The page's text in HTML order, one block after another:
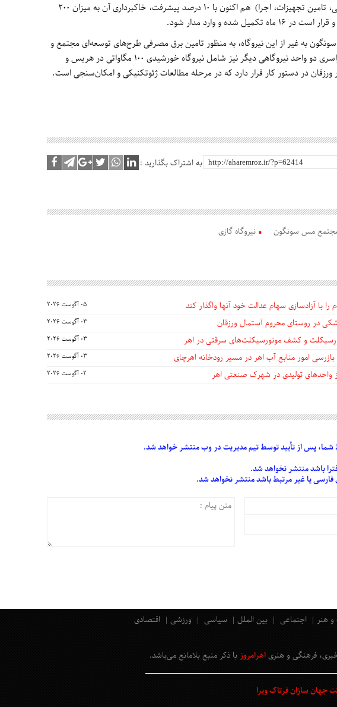
قالب قرارداد EPC (مهندسی، تامین تجهیزات، اجرا) هم اکنون با 10 درصد پیشرفت، خاکبرداری آن به میزان 200
شده و وارد مدار شود.
به غیر از این نیروگاه، به منظور تامین برق مصرفی طرح‌های توسعه‌ای مجتمع و
کمک به پایداری شبکه سراسری دو واحد نیروگاهی دیگر نیز شامل نیروگاه خورشیدی 100 مگاواتی در هریس و
به اشتراک بگذارید :
مجتمع مس سونگون نیروگاه گازی
با آزادسازی سهام عدالت خود آنها واگذار کند 05 آگوست 2026
در روستای محروم آستمال ورزقان 03 آگوست 2026
03 آگوست 2026
امور منابع آب اهر در مسیر رودخانه اهرچای 03 آگوست 2026
واحدهای تولیدی در شهرک صنعتی اهر 02 آگوست 2026
پس از تأییدتوسط تیم مدیریت در وب منتشر خواهد شد.
باشد منتشر نخواهد شد.
فارسی یا غیر مرتبط باشد منتشر نخواهد شد.
هنر اجتماعی بین الملل سیاسی ورزشی اقتصادی
فرهنگی و هنری اهرامروز با ذکر منبع بلامانع می‌باشد.
جهان سازان فرتاک ویرا